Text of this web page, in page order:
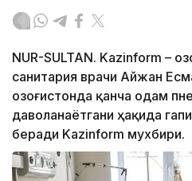
NUR-SULTAN. Kazinform –
санитария врачи Айжан
Қозоғистонда қанча одам
даволанаётгани ҳақида
беради Kazinform мухбири.